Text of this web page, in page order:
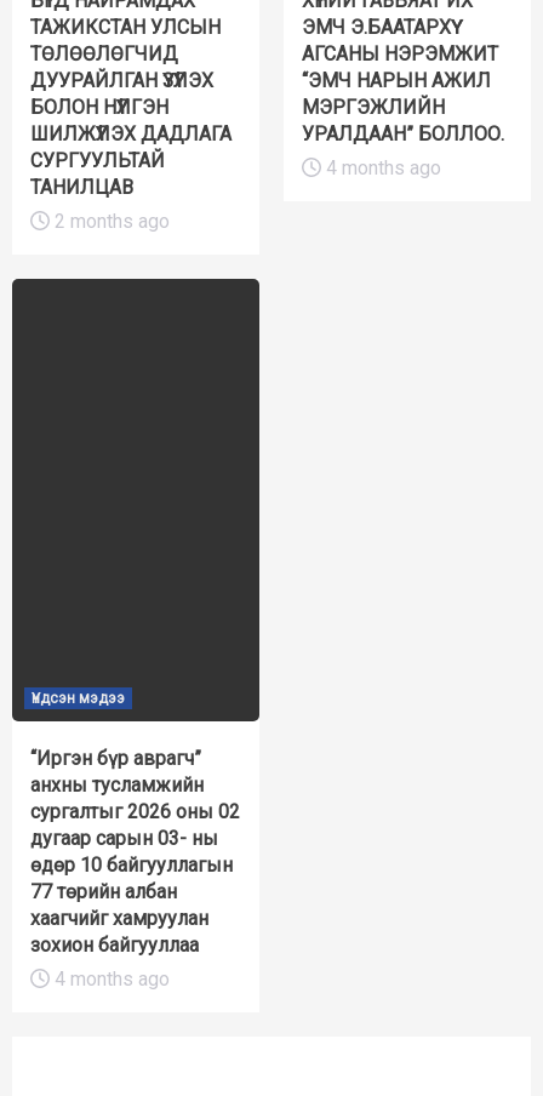
ТАЖИКСТАН УЛСЫН
ТӨЛӨӨЛӨГЧИД
ДУУРАЙЛГАН ҮЗҮҮЛЭХ
БОЛОН НҮҮЛГЭН
ШИЛЖҮҮЛЭХ ДАДЛАГА
СУРГУУЛЬТАЙ
ТАНИЛЦАВ
2 months ago
ЭМЧ Э.БААТАРХҮҮ
АГСАНЫ НЭРЭМЖИТ
“ЭМЧ НАРЫН АЖИЛ
МЭРГЭЖЛИЙН
УРАЛДААН” БОЛЛОО.
4 months ago
Үндсэн мэдээ
“Иргэн бүр аврагч”
анхны тусламжийн
сургалтыг 2026 оны 02
дугаар сарын 03- ны
өдөр 10 байгууллагын
77 төрийн албан
хаагчийг хамруулан
зохион байгууллаа
4 months ago